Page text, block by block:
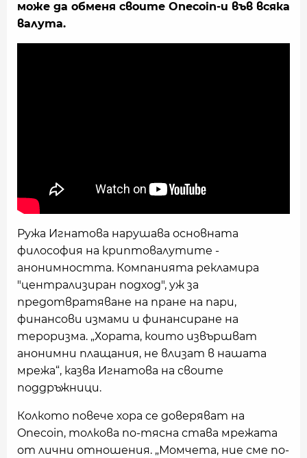
може да обменя своите Onecoin-и във всяка
валута.
Ружа Игнатова нарушава основната
философия на криптовалутите -
анонимността. Компанията рекламира
"централизиран подход", уж за
предотвратяване на пране на пари,
финансови измами и финансиране на
тероризма. „Хората, които извършват
анонимни плащания, не влизат в нашата
мрежа“, казва Игнатова на своите
поддръжници.
Колкото повече хора се доверяват на
Onecoin, толкова по-тясна става мрежата
от лични отношения. „Момчета, ние сме по-